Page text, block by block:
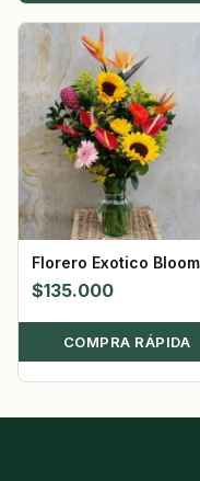
Florero Exotico Bloom
$135.000
COMPRA RÁPIDA